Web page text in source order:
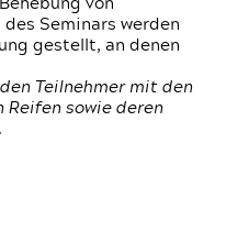
von
des Seminars werden
gestellt, an denen
Teilnehmer mit den
Reifen sowie deren